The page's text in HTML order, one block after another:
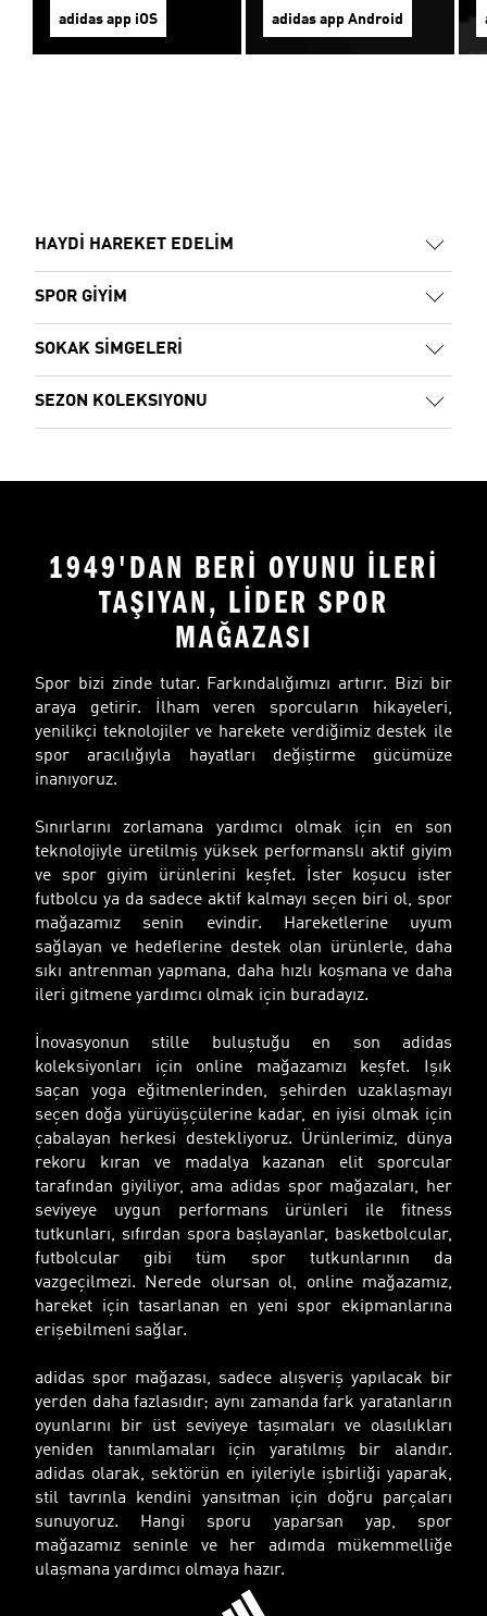
adidas app iOS adidas app Android
HAYDİ HAREKET EDELİM
SPOR GİYİM
SOKAK SİMGELERİ
SEZON KOLEKSIYONU
1949'DAN BERİ OYUNU İLERİ
TAŞIYAN, LİDER SPOR
MAĞAZASI
Spor bizi zinde tutar. Farkındalığımızı artırır. Bizi bir
araya getirir. İlham veren sporcuların hikayeleri,
yenilikçi teknolojiler ve harekete verdiğimiz destek ile
spor aracılığıyla hayatları değiştirme gücümüze
inanıyoruz.
Sınırlarını zorlamana yardımcı olmak için en son
teknolojiyle üretilmiş yüksek performanslı aktif giyim
ve spor giyim ürünlerini keşfet. İster koşucu ister
futbolcu ya da sadece aktif kalmayı seçen biri ol, spor
mağazamız senin evindir. Hareketlerine uyum
sağlayan ve hedeflerine destek olan ürünlerle, daha
sıkı antrenman yapmana, daha hızlı koşmana ve daha
ileri gitmene yardımcı olmak için buradayız.
İnovasyonun stille buluştuğu en son adidas
koleksiyonları için online mağazamızı keşfet. Işık
saçan yoga eğitmenlerinden, şehirden uzaklaşmayı
seçen doğa yürüyüşçülerine kadar, en iyisi olmak için
çabalayan herkesi destekliyoruz. Ürünlerimiz, dünya
rekoru kıran ve madalya kazanan elit sporcular
tarafından giyiliyor, ama adidas spor mağazaları, her
seviyeye uygun performans ürünleri ile fitness
tutkunları, sıfırdan spora başlayanlar, basketbolcular,
futbolcular gibi tüm spor tutkunlarının da
vazgeçilmezi. Nerede olursan ol, online mağazamız,
hareket için tasarlanan en yeni spor ekipmanlarına
erişebilmeni sağlar.
adidas spor mağazası, sadece alışveriş yapılacak bir
yerden daha fazlasıdır; aynı zamanda fark yaratanların
oyunlarını bir üst seviyeye taşımaları ve olasılıkları
yeniden tanımlamaları için yaratılmış bir alandır.
adidas olarak, sektörün en iyileriyle işbirliği yaparak,
stil tavrınla kendini yansıtman için doğru parçaları
sunuyoruz. Hangi sporu yaparsan yap, spor
mağazamız seninle ve her adımda mükemmelliğe
ulaşmana yardımcı olmaya hazır.